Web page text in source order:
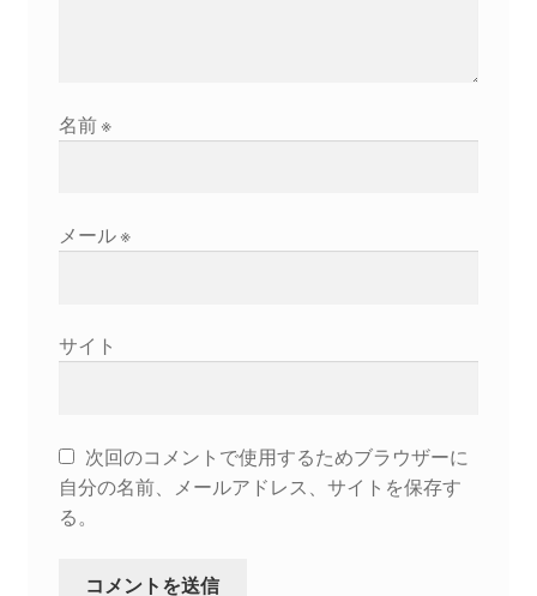
2022.12.25美浜原発 運転停止認めず 稼働４０年
2023.1.19 東電旧経営陣、二審も無罪 民事裁判で認
原子力規制委員会「原発60年超運転」正式決定見送
り
りからわずか5日で、多数決決定
「原発６０年超へ」閣議決定
名前※
メール※
サイト
次回のコメントで使用するためブラウザーに
自分の名前、メールアドレス、サイトを保存す
る。